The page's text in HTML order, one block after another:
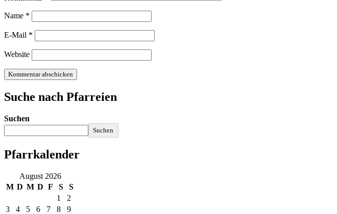
Name *
E-Mail *
Website
Suche nach Pfarreien
Suchen
Suchen
Pfarrkalender
August 2026
M D M D F S
S
1
2
3
4 5 6 7 8
9